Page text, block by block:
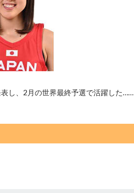
し、2月の世界最終予選で活躍した……